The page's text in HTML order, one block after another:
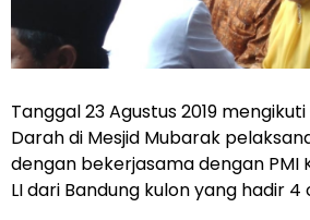
Tanggal 23 Agustus 2019
Darah di Mesjid Mubarak
dengan bekerjasama dengan PMI
LI dari Bandung kulon yang hadir 4